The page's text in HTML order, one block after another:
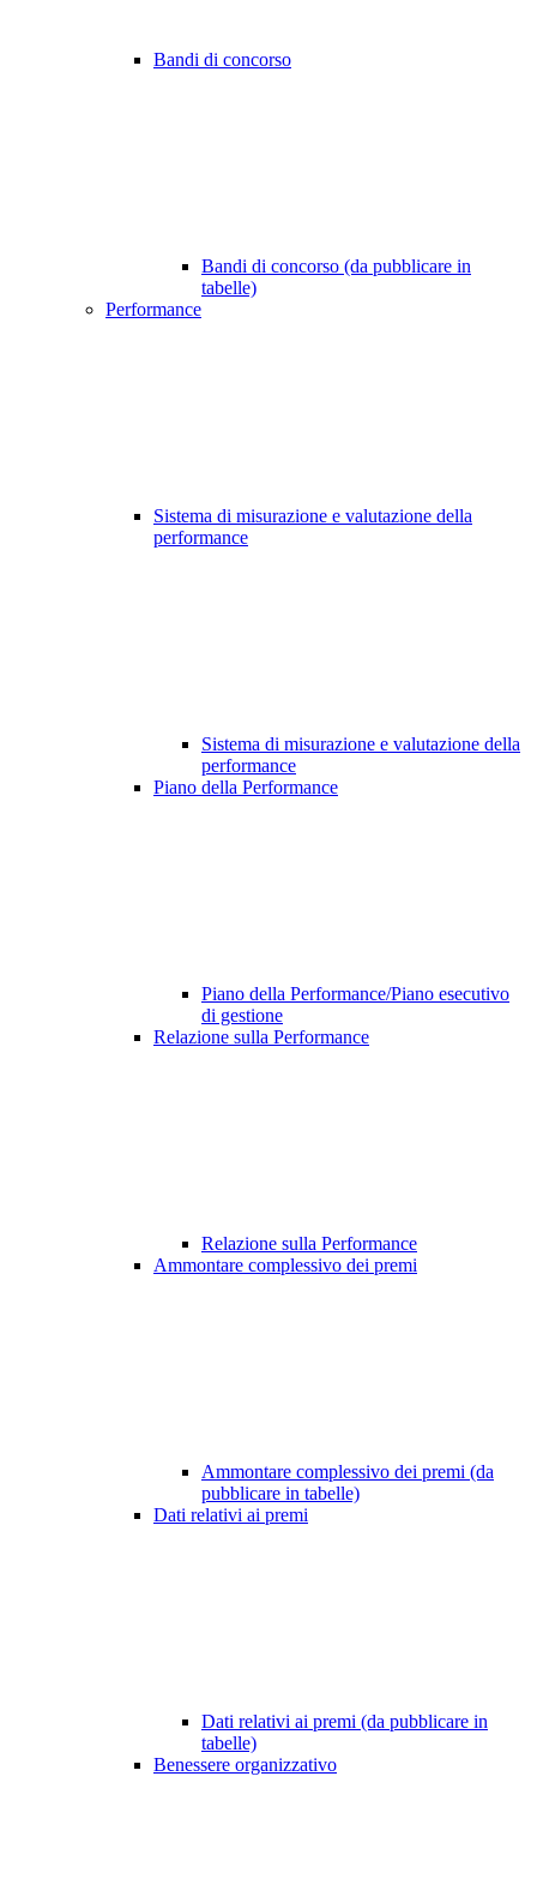
Bandi di concorso
Bandi di concorso (da pubblicare in
tabelle)
Performance
Sistema di misurazione e valutazione della
performance
Sistema di misurazione e valutazione della
performance
Piano della Performance
Piano della Performance/Piano esecutivo
di gestione
Relazione sulla Performance
Relazione sulla Performance
Ammontare complessivo dei premi
Ammontare complessivo dei premi (da
pubblicare in tabelle)
Dati relativi ai premi
Dati relativi ai premi (da pubblicare in
tabelle)
Benessere organizzativo